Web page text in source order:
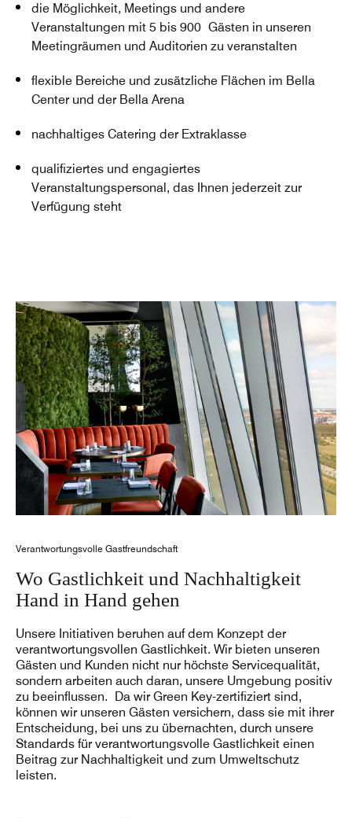
die Möglichkeit, Meetings und andere
Veranstaltungen mit 5 bis 900 Gästen in unseren
Meetingräumen und Auditorien zu veranstalten
flexible Bereiche und zusätzliche Flächen im Bella
Center und der Bella Arena
nachhaltiges Catering der Extraklasse
qualifiziertes und engagiertes
Veranstaltungspersonal, das Ihnen jederzeit zur
Verfügung steht
Verantwortungsvolle Gastfreundschaft
Wo Gastlichkeit und Nachhaltigkeit
Hand in Hand gehen
Unsere Initiativen beruhen auf dem Konzept der
verantwortungsvollen Gastlichkeit. Wir bieten unseren
Gästen und Kunden nicht nur höchste Servicequalität,
sondern arbeiten auch daran, unsere Umgebung positiv
zu beeinflussen. Da wir Green Key-zertifiziert sind,
können wir unseren Gästen versichern, dass sie mit ihrer
Entscheidung, bei uns zu übernachten, durch unsere
Standards für verantwortungsvolle Gastlichkeit einen
Beitrag zur Nachhaltigkeit und zum Umweltschutz
leisten.